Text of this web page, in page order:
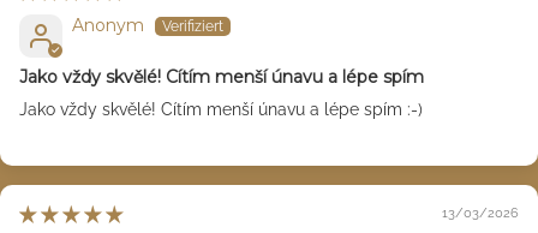
Anonym
Jako vždy skvělé! Cítím menší únavu a lépe spím
Jako vždy skvělé! Cítím menší únavu a lépe spím :-)
13/03/2026